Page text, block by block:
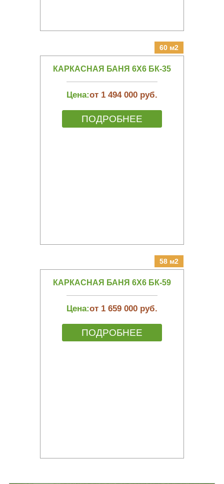
60 м2
КАРКАСНАЯ БАНЯ 6Х6 БК-35
Цена:от 1 494 000 руб.
ПОДРОБНЕЕ
58 м2
КАРКАСНАЯ БАНЯ 6Х6 БК-59
Цена:от 1 659 000 руб.
ПОДРОБНЕЕ